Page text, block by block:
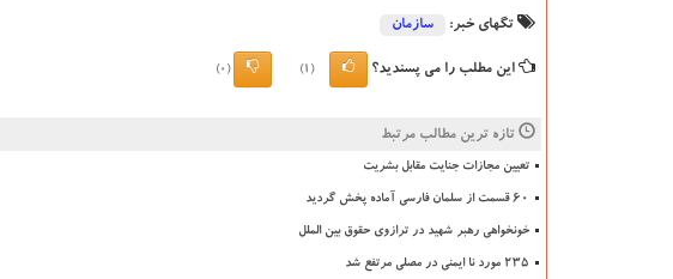
تگهای خبر: سازمان
این مطلب را می پسندید؟ (1)
(0)
تازه ترین مطالب مرتبط
تعیین مجازات جنایت مقابل بشریت
۶۰ قسمت از سلمان فارسی آماده پخش گردید
خونخواهی رهبر شهید در ترازوی حقوق بین الملل
235 مورد نا ایمنی در مصلی مرتفع شد